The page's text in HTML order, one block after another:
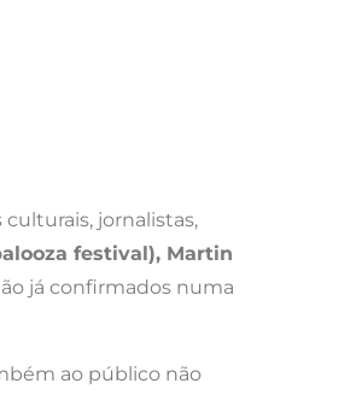
jornalistas,
festival), Martin
já confirmados numa
ao público não